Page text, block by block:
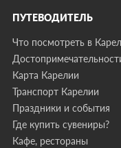
ПУТЕВОДИТЕЛЬ
Что посмотреть в
Карта Карелии
Транспорт Карелии
Праздники и события
Где купить сувениры?
Кафе, рестораны